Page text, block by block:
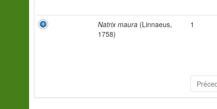
Natrix maura (Linnaeus,
1758)
1